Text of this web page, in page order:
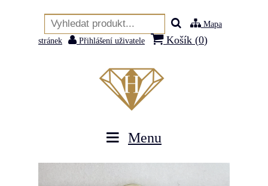
Mapa
stránek
Přihlášení uživatele Košík (0)
Menu